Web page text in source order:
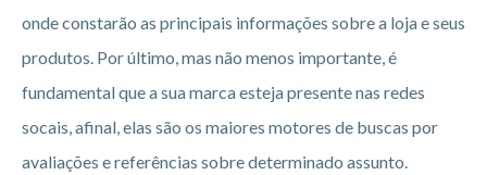
onde constarão as principais informações sobre a loja e seus
produtos. Por último, mas não menos importante, é
fundamental que a sua marca esteja presente nas redes
socais, afinal, elas são os maiores motores de buscas por
avaliações e referências sobre determinado assunto.